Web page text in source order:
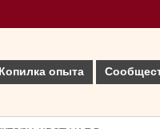
Копилка опыта